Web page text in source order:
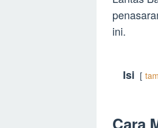
ini.
Isi